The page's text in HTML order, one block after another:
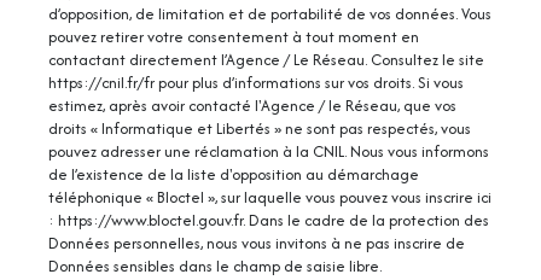
d’opposition, de limitation et de portabilité de vos données. Vous
pouvez retirer votre consentement à tout moment en
contactant directement l’Agence / Le Réseau. Consultez le site
https://cnil.fr/frpour plus d’informations sur vos droits. Si vous
estimez, après avoir contacté l'Agence / le Réseau, que vos
droits « Informatique et Libertés » ne sont pas respectés, vous
pouvez adresser une réclamation à la CNIL. Nous vous informons
de l’existence de la liste d'opposition au démarchage
téléphonique « Bloctel », sur laquelle vous pouvez vous inscrire ici
: https://www.bloctel.gouv.fr. Dans le cadre de la protection des
Données personnelles, nous vous invitons à ne pas inscrire de
Données sensibles dans le champ de saisie libre.